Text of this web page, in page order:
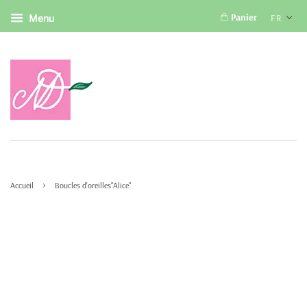
Menu FR
Panier
Accueil › Boucles d'oreilles"Alice"